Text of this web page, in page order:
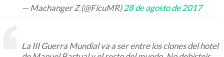
— Machanger Z (@FicuMR)28 de agosto de 2017
La III Guerra Mundial va a ser entre los clones del hotel